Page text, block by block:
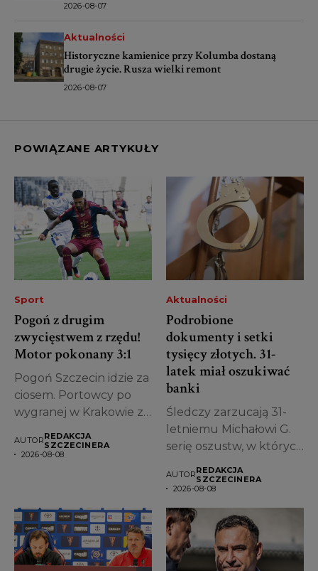
2026-08-07
Aktualności
Historyczne kamienice przy Kolumba dostaną
drugie życie. Rusza wielki remont
2026-08-07
POWIĄZANE ARTYKUŁY
Sport
Pogoń z drugim
zwycięstwem z rzędu!
Motor pokonany 3:1
Pogoń Szczecin idzie za
ciosem. Portowcy po
wygranej w Krakowie z
AUTORREDAKCJA
SZCZECINERA
2026-08-08
Aktualności
Podrobione
dokumenty i setki
tysięcy złotych. 31-
latek miał oszukiwać
banki
Śledczy zarzucają 31-
letniemu Michałowi G.
serię oszustw, w których
AUTORREDAKCJA
SZCZECINERA
2026-08-08